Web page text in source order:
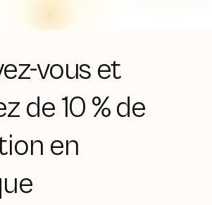
vous et
de 10 % de
en